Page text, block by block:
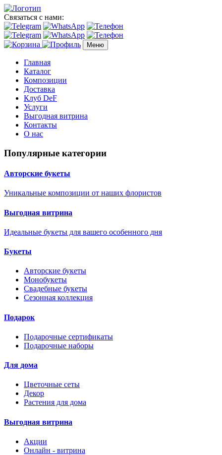
Связаться с нами:
Меню
Главная
Каталог
Композиции
Доставка
Клуб DeF
Услуги
Выгодная витрина
Контакты
О нас
Популярные категории
Авторские букеты
Уникальные композиции от наших флористов
Выгодная витрина
Идеальные букеты для вашего особенного дня
Букеты
Авторские букеты
Монобукеты
Свадебные букеты
Сезонная коллекция
Подарок
Подарочные сертификаты
Подарочные наборы
Для дома
Цветочные сеты
Декор
Растения для дома
Выгодная витрина
Акции
Онлайн - витрина